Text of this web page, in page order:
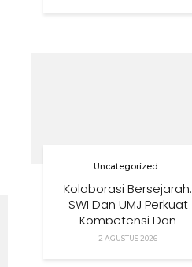
Uncategorized
Kolaborasi Bersejarah:
SWI Dan UMJ Perkuat
Kompetensi Dan
Pendidikan Wartawan
2 AGUSTUS 2026